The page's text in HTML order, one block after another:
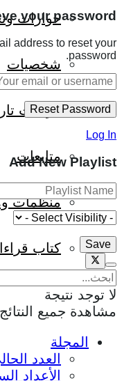
حوارات
شخصيات
قراءات
متابعات
منظمات
كتاب
your password
address to reset your
password.
Log In
Add New Playlist
لا توجد نتيجة
مشاهدة جميع النتائج
المجلة
العدد
الأعداد